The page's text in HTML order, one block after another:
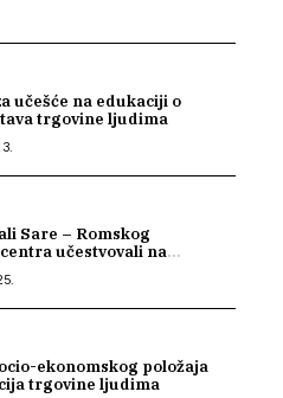
učešće na edukaciji o
trgovine ljudima
Sare – Romskog
na
ravnopravnosti i
ekonomskog položaja
trgovine ljudima